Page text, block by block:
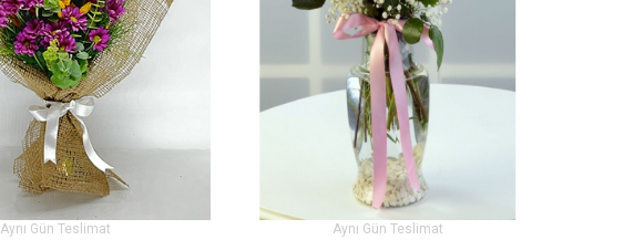
Aynı Gün Teslimat Aynı Gün Teslimat